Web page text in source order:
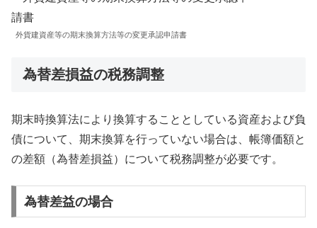
外貨建資産等の期末換算方法等の変更承認申請書
為替差損益の税務調整
期末時換算法により換算することとしている資産および負
債について、期末換算を行っていない場合は、帳簿価額と
の差額（為替差損益）について税務調整が必要です。
為替差益の場合